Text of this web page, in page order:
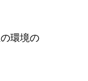
環境の